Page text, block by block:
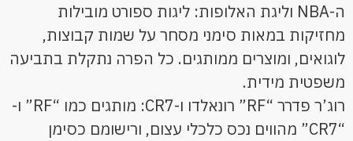
ה-NBA וליגת האלופות: ליגות ספורט מובילות
מחזיקות במאות סימני מסחר על שמות קבוצות,
לוגואים, ומוצרים ממותגים. כל הפרה נתקלת בתביעה
משפטית מידית.
רוג’ר פדרר “RF” רונאלדו ו-CR7: מותגים כמו “RF” ו-
“CR7” מהווים נכס כלכלי עצום, ורישומם כסימן